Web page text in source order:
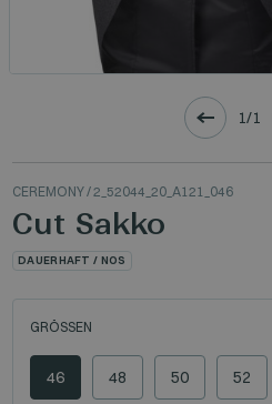
1/1
CEREMONY/ 2_52044_20_A121_046
Cut Sakko
DAUERHAFT / NOS
GRÖSSEN
46 48 50 52